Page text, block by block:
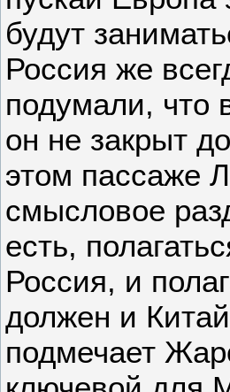
будут
Россия же
подумали, что
он не закрыт
этом пассаже
смысловое
есть,
Россия, и
должен и
подмечает